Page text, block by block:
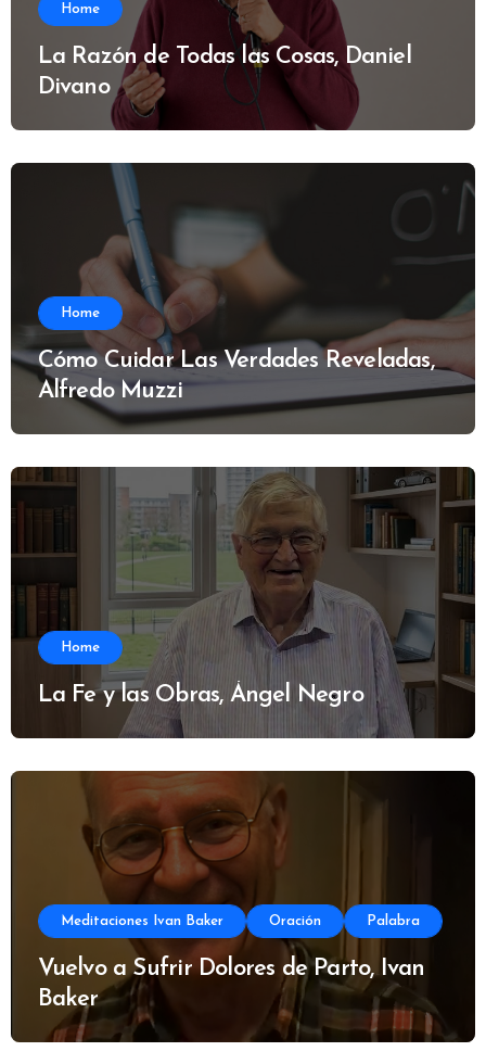
Home
La Razón de Todas las Cosas, Daniel
Divano
Home
Cómo Cuidar Las Verdades Reveladas,
Alfredo Muzzi
Home
La Fe y las Obras, Ángel Negro
Meditaciones Ivan Baker Oración Palabra
Vuelvo a Sufrir Dolores de Parto, Ivan
Baker